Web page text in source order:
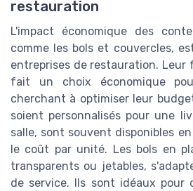
restauration
L'impact économique des
comme les bols et couvercles,
entreprises de restauration. Leur
fait un choix économique
cherchant à optimiser leur
soient personnalisés pour une
salle, sont souvent disponibles
le coût par unité. Les bols en
transparents ou jetables,
de service. Ils sont idéaux pour